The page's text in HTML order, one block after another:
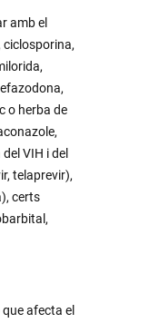
amb el
o herba de
VIH i del
telaprevir),
certs
afecta el